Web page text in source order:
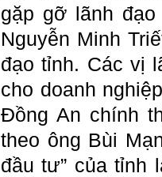
gặp gỡ lãnh
Nguyễn Minh
đạo tỉnh. Các vị
cho doanh
Đồng An chính
theo ông Bùi
đầu tư” của tỉnh